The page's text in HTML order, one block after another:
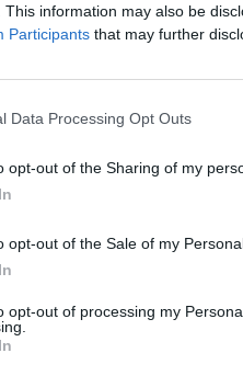
This information may also be
Participants that may further
Data Processing Opt Outs
opt-out of the Sharing of my
opt-out of the Sale of my
opt-out of processing my
Google Newsκαι
μας στο
TAGS
Νεκρός